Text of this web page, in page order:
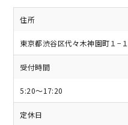
住所
東京都渋谷区代々木神園町１−１
受付時間
5:20～17:20
定休日